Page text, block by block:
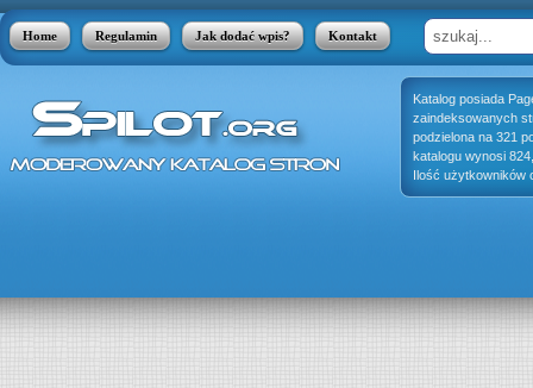
Home Regulamin Jak dodać wpis? Kontakt
Katalog posiada
zaindeksowanych
podzielona na 321
katalogu wynosi
Ilość użytkowników